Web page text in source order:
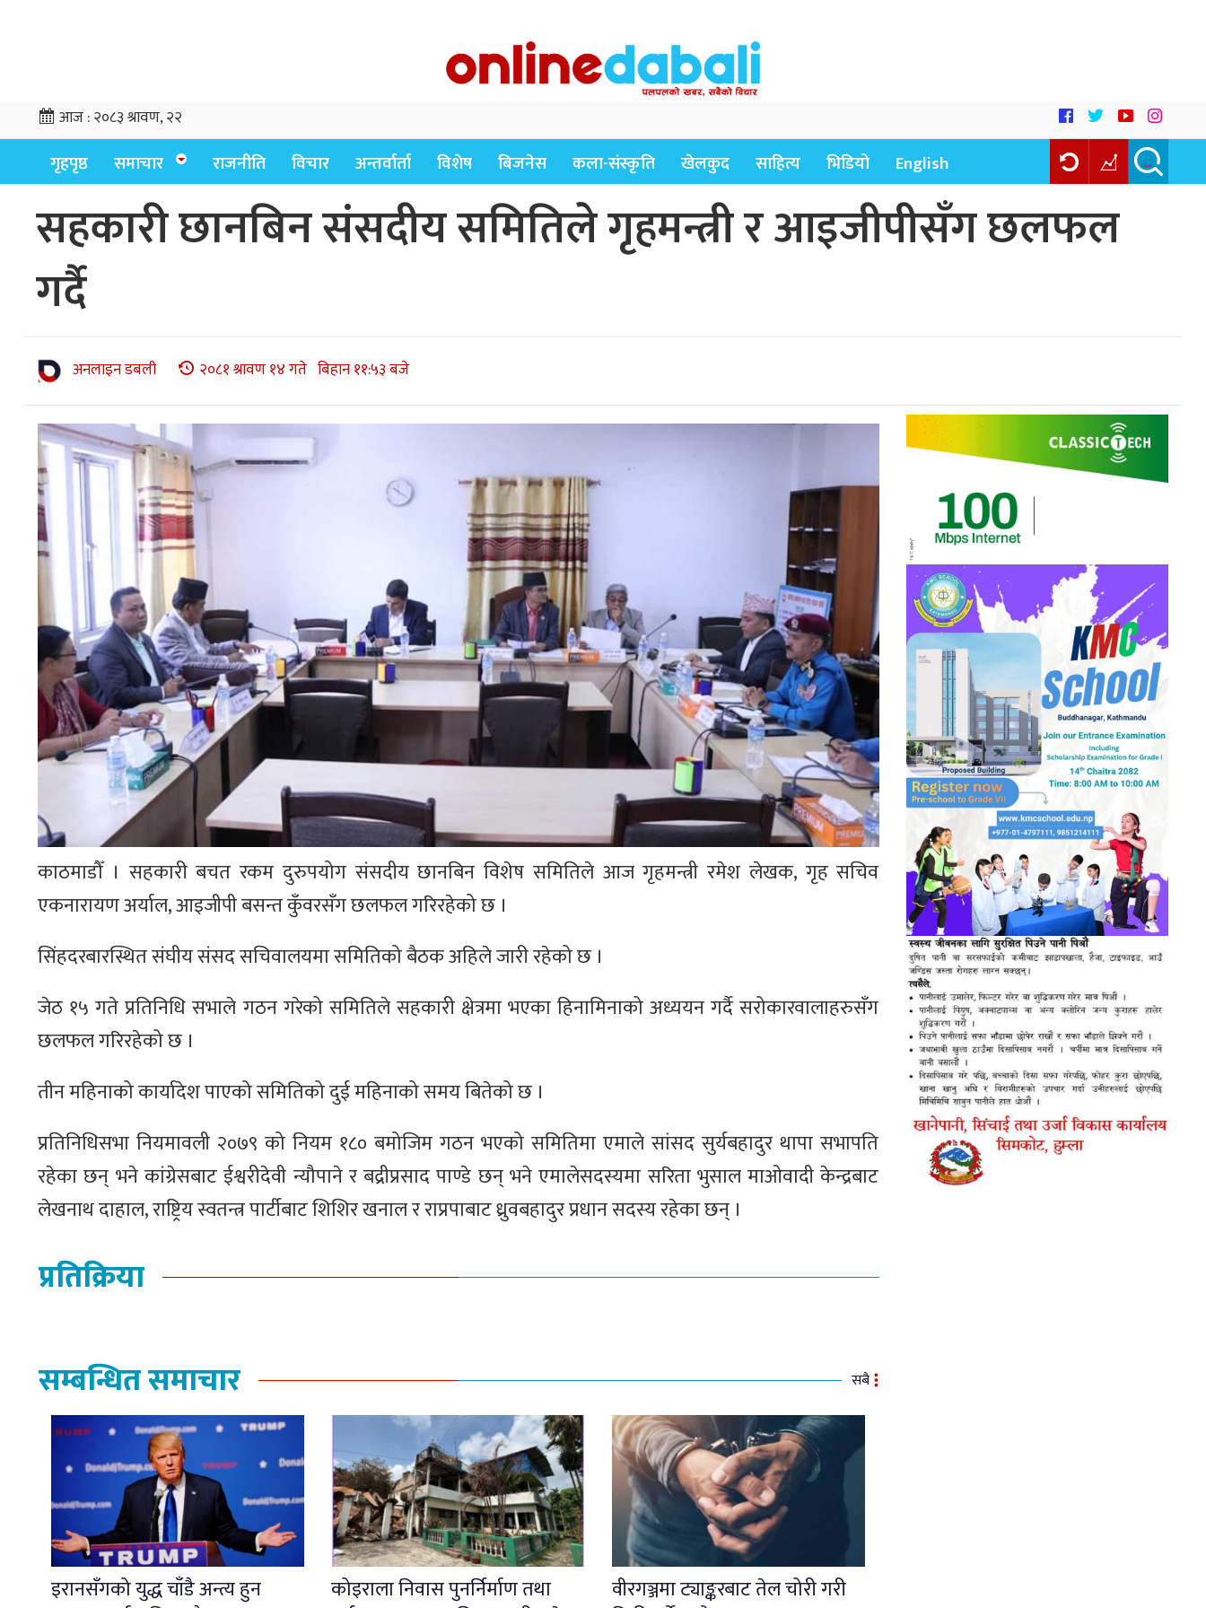
आज :२०८३ श्रावण, २२
गृहपृष्ठ समाचार राजनीति विचार अन्तर्वार्ता विशेष बिजनेस कला-संस्कृति खेलकुद साहित्य भिडियो English
सहकारी छानबिन संसदीय समितिले गृहमन्त्री र आइजीपीसँग छलफल
गर्दै
अनलाइन डबली २०८१ श्रावण १४ गते बिहान ११:५३ बजे
काठमाडौँ । सहकारी बचत रकम दुरुपयोग संसदीय छानबिन विशेष समितिले आज गृहमन्त्री रमेश लेखक, गृह सचिव
एकनारायण अर्याल, आइजीपी बसन्त कुँवरसँग छलफल गरिरहेको छ ।
सिंहदरबारस्थित संघीय संसद सचिवालयमा समितिको बैठक अहिले जारी रहेको छ ।
जेठ १५ गते प्रतिनिधि सभाले गठन गरेको समितिले सहकारी क्षेत्रमा भएका हिनामिनाको अध्ययन गर्दै सरोकारवालाहरुसँग
छलफल गरिरहेको छ ।
तीन महिनाको कार्यादेश पाएको समितिको दुई महिनाको समय बितेको छ ।
प्रतिनिधिसभा नियमावली २०७९ को नियम १८० बमोजिम गठन भएको समितिमा एमाले सांसद सुर्यबहादुर थापा सभापति
रहेका छन् भने कांग्रेसबाट ईश्वरीदेवी न्यौपाने र बद्रीप्रसाद पाण्डे छन् भने एमालेसदस्यमा सरिता भुसाल माओवादी केन्द्रबाट
लेखनाथ दाहाल, राष्ट्रिय स्वतन्त्र पार्टीबाट शिशिर खनाल र राप्रपाबाट ध्रुवबहादुर प्रधान सदस्य रहेका छन् ।
प्रतिक्रिया
सम्बन्धित समाचार सबै
इरानसँगको युद्ध चाँडै अन्त्य हुन
कोइराला निवास पुनर्निर्माण तथा
वीरगञ्जमा ट्याङ्करबाट तेल चोरी गरी